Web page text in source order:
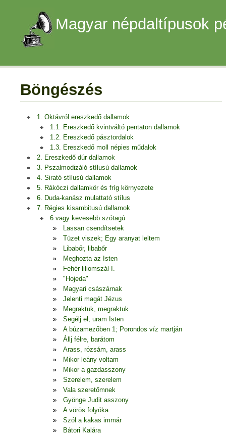
Magyar népdaltípusok
Böngészés
1. Oktávról ereszkedő dallamok
1.1. Ereszkedő kvintváltó pentaton dallamok
1.2. Ereszkedő pásztordalok
1.3. Ereszkedő moll népies műdalok
2. Ereszkedő dúr dallamok
3. Pszalmodizáló stílusú dallamok
4. Sirató stílusú dallamok
5. Rákóczi dallamkör és fríg környezete
6. Duda-kanász mulattató stílus
7. Régies kisambitusú dallamok
6 vagy kevesebb szótagú
Lassan csendítsetek
Tüzet viszek; Egy aranyat leltem
Libabőr, libabőr
Meghozta az Isten
Fehér liliomszál I.
"Hojeda"
Magyari császárnak
Jelenti magát Jézus
Megraktuk, megraktuk
Segélj el, uram Isten
A búzamezőben 1; Porondos víz martján
Állj félre, barátom
Arass, rózsám, arass
Mikor leány voltam
Mikor a gazdasszony
Szerelem, szerelem
Vala szeretőmnek
Gyönge Judit asszony
A vörös folyóka
Szól a kakas immár
Bátori Kalára